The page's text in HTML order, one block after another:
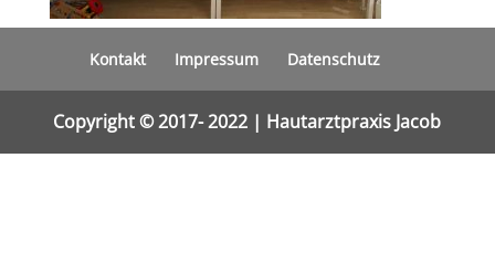
Kontakt Impressum Datenschutz
Copyright © 2017- 2022 | Hautarztpraxis Jacob